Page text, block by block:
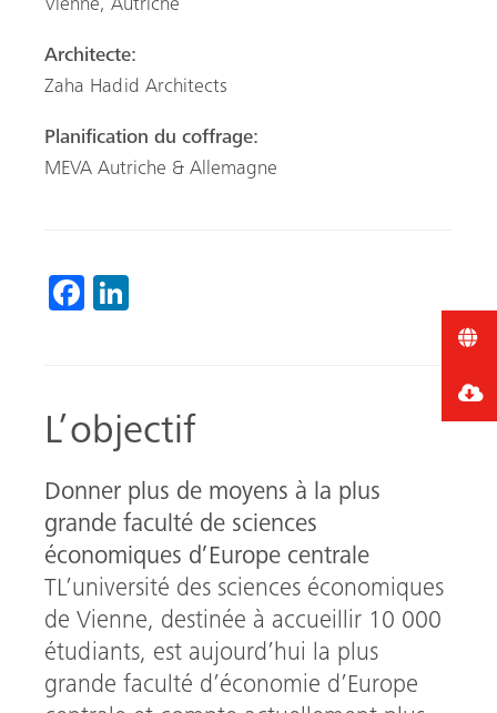
L’objectif
Donner plus de moyens à la plus
grande faculté de sciences
économiques d’Europe centrale
TL’université des sciences économiques
de Vienne, destinée à accueillir 10 000
étudiants, est aujourd’hui la plus
grande faculté d’économie d’Europe
Vienne, Autriche
Architecte:
Zaha Hadid Architects
Planification du coffrage:
MEVA Autriche & Allemagne
Fa
ok